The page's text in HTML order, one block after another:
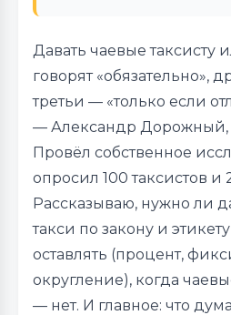
Давать чаевые таксисту
говорят «обязательно»,
третьи — «только если
— Александр Дорожный,
Провёл собственное
опросил 100 таксистов и
Рассказываю, нужно ли
такси по закону и
оставлять (процент,
округление), когда
— нет. И главное: что